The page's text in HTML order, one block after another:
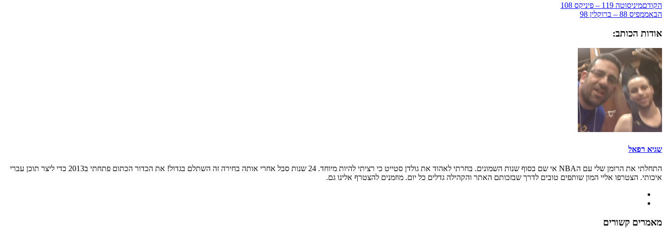
הקודםמיניסוטה 119 – פיניקס 108
הבאממפיס 88 – ברוקלין 98
אודות הכותב:
שגיא רפאל
התחלתי את הרומן שלי עם הNBA אי שם בסוף שנות השמונים. בחרתי לאהוד את גולדן סטייט כי רציתי להיות מיוחד. 24 שנות סבל אחרי אותה בחירה זה השתלם בגדול! את הכדור הכתום פתחתי ב2013 כדי ליצר תוכן עברי
איכותי. הצטרפו אליי המון שותפים טובים לדרך שבזכותם האתר והקהילה גדלים כל יום. מוזמנים להצטרף אלינו גם.
מאמרים קשורים